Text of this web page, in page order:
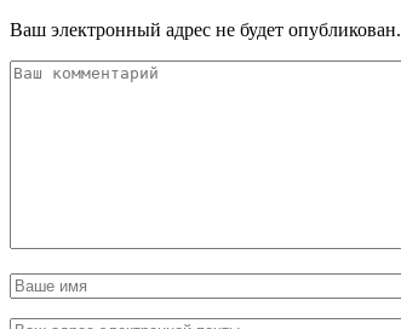
Ваш электронный адрес не будет опубликован.